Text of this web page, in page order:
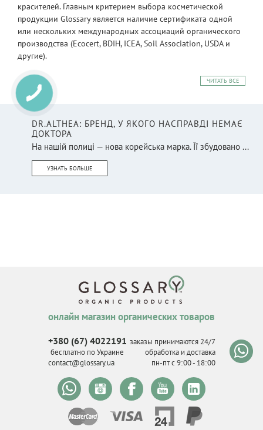
красителей. Главным критерием выбора косметической
продукции Glossary является наличие сертификата одной
или нескольких международных ассоциаций органического
производства (Ecocert, BDIH, ICEA, Soil Association, USDA и
другие).
ЧИТАТЬ ВСЕ
DR.ALTHEA: БРЕНД, У ЯКОГО НАСПРАВДІ НЕМАЄ
ДОКТОРА
На нашій полиці — нова корейська марка. Її збудовано ...
УЗНАТЬ БОЛЬШЕ
онлайн магазин органических товаров
+380 (67) 4022191
бесплатно по Украине
contact@glossary.ua
заказы принимаются 24/7
обработка и доставка
пн-пт с 9:00 - 18:00